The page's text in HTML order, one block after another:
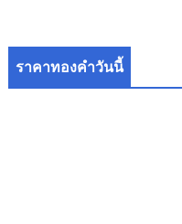
ราคาทองคำวันนี้